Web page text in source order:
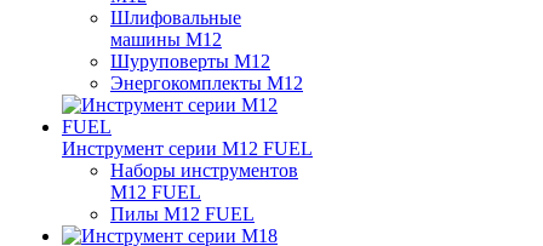
Шлифовальные
машины M12
Шуруповерты M12
Энергокомплекты M12
Инструмент серии M12 FUEL
Наборы инструментов
M12 FUEL
Пилы M12 FUEL